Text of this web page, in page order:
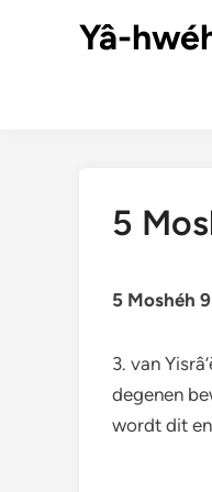
Yâ-
5
5 Moshéh
3. van
degenen
wordt dit